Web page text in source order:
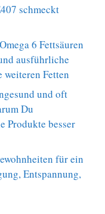
schmeckt
6 Fettsäuren
ausführliche
Fetten
und oft
Du
Produkte besser
für ein
Entspannung,